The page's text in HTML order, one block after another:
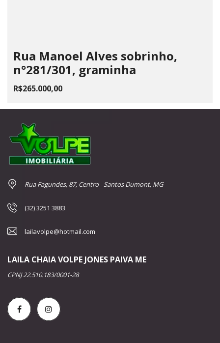
Rua Manoel Alves sobrinho,
n°281/301, graminha
R$265.000,00
Rua Fagundes, 87, Centro - Santos Dumont, MG
(32) 3251 3883
lailavolpe@hotmail.com
LAILA CHAIA VOLPE JONES PAIVA ME
CPNJ 22.510.183/0001-28